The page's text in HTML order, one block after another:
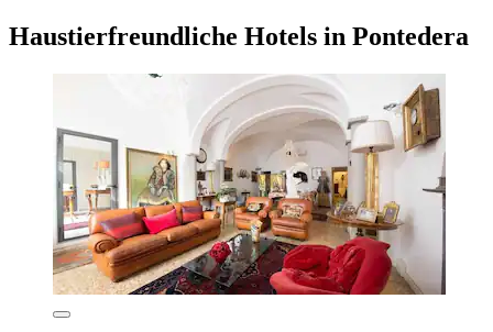
Haustierfreundliche Hotels in Pontedera